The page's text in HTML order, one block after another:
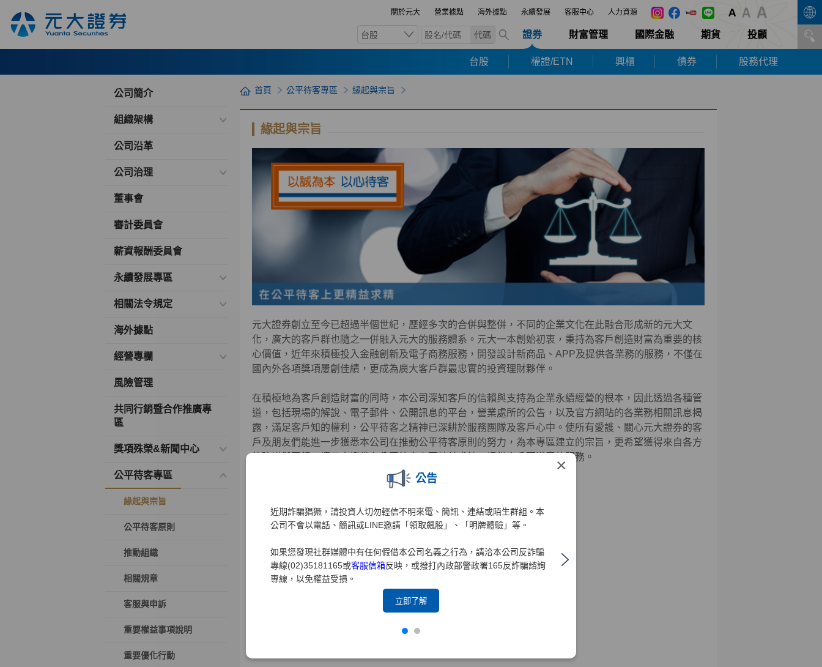
關於元大 營業據點 海外據點 永續發展 客服中心 人力資源
台股 代碼 證券 財富管理 國際金融 期貨 投顧
台股 權證/ETN 興櫃 債券 股務代理
×
公告
近期詐騙猖獗，請投資人切勿輕信不明來電、簡訊、連結或陌生群組。本
公司不會以電話、簡訊或LINE邀請「領取飆股」、「明牌體驗」等。
如果您發現社群媒體中有任何假借本公司名義之行為，請洽本公司反詐騙
專線(02)35181165或客服信箱反映，或撥打內政部警政署165反詐騙諮詢
專線，以免權益受損。
立即了解
公司簡介
組織架構
公司沿革
公司治理
董事會
審計委員會
薪資報酬委員會
永續發展專區
相關法令規定
海外據點
經營專欄
風險管理
共同行銷暨合作推廣專
區
獎項殊榮&新聞中心
公平待客專區
緣起與宗旨
公平待客原則
推動組織
相關規章
客服與申訴
重要權益事項說明
重要優化行動
首頁 公平待客專區 緣起與宗旨
緣起與宗旨
元大證券創立至今已超過半個世紀，歷經多次的合併與整併，不同的企業文化在此融合形成新的元大文
化，廣大的客戶群也隨之一併融入元大的服務體系。元大一本創始初衷，秉持為客戶創造財富為重要的核
心價值，近年來積極投入金融創新及電子商務服務，開發設計新商品、APP及提供各業務的服務，不僅在
國內外各項獎項屢創佳績，更成為廣大客戶群最忠實的投資理財夥伴。
在積極地為客戶創造財富的同時，本公司深知客戶的信賴與支持為企業永續經營的根本，因此透過各種管
道，包括現場的解說、電子郵件、公開訊息的平台，營業處所的公告，以及官方網站的各業務相關訊息揭
露，滿足客戶知的權利，公平待客之精神已深耕於服務團隊及客戶心中。使所有愛護、關心元大證券的客
戶及朋友們能進一步獲悉本公司在推動公平待客原則的努力，為本專區建立的宗旨，更希望獲得來自各方
的建議與回饋，讓元大證券在公平待客上更精益求精，提供客戶更滿意的服務。